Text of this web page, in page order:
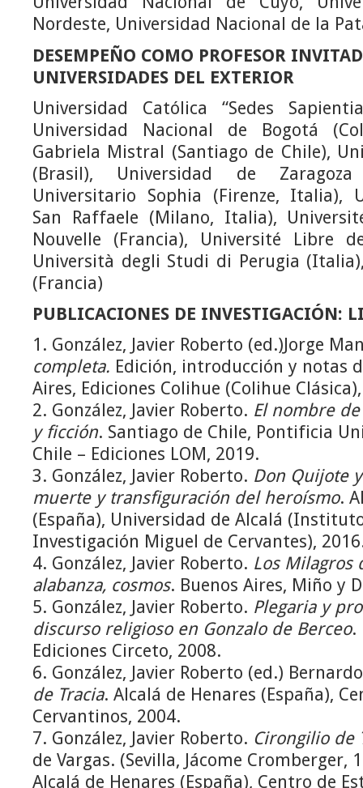
Nordeste, Universidad Nacional de la
DESEMPEÑO COMO PROFESOR
UNIVERSIDADES DEL EXTERIOR
Universidad Católica “Sedes
Universidad Nacional de Bogotá
Gabriela Mistral (Santiago de Chile),
(Brasil), Universidad de
Universitario Sophia (Firenze, Italia),
San Raffaele (Milano, Italia),
Nouvelle (Francia), Université Libre
Università degli Studi di Perugia
(Francia)
PUBLICACIONES DE INVESTIGACIÓN:
1. González, Javier Roberto (ed.)Jorge
completa. Edición, introducción y notas
Aires, Ediciones Colihue (Colihue
2. González, Javier Roberto. El nombre
y ficción. Santiago de Chile, Pontificia
Chile – Ediciones LOM, 2019.
3. González, Javier Roberto. Don Quijote
muerte y transfiguración del heroísmo.
(España), Universidad de Alcalá
Investigación Miguel de Cervantes),
4. González, Javier Roberto. Los Milagros
alabanza, cosmos. Buenos Aires, Miño y
5. González, Javier Roberto. Plegaria y
discurso religioso en Gonzalo de Berceo.
Ediciones Circeto, 2008.
6. González, Javier Roberto (ed.)
de Tracia. Alcalá de Henares (España),
Cervantinos, 2004.
7. González, Javier Roberto. Cirongilio de
de Vargas. (Sevilla, Jácome Cromberger,
Alcalá de Henares (España), Centro de